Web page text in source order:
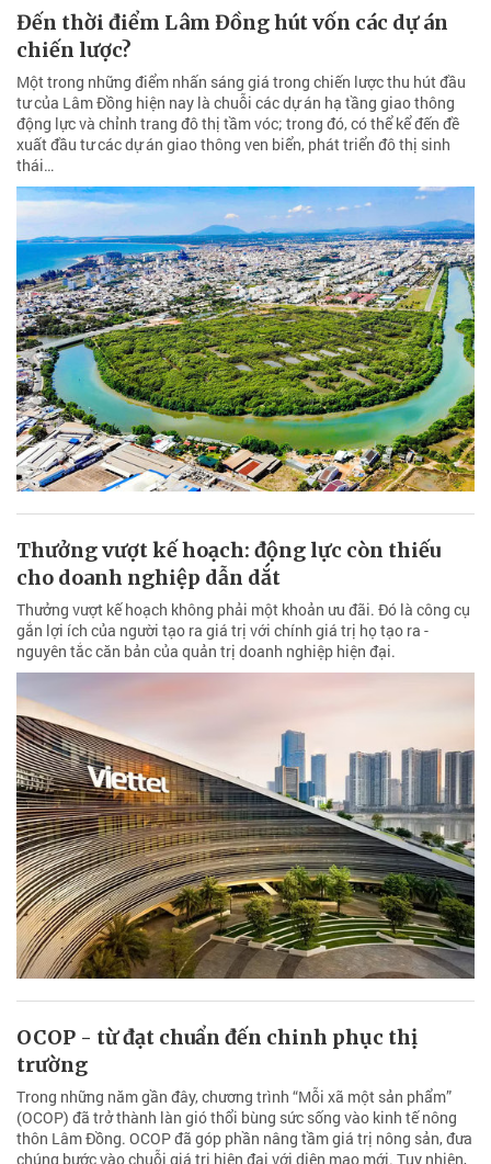
Đến thời điểm Lâm Đồng hút vốn các dự án
chiến lược?
Một trong những điểm nhấn sáng giá trong chiến lược thu hút đầu
tư của Lâm Đồng hiện nay là chuỗi các dự án hạ tầng giao thông
động lực và chỉnh trang đô thị tầm vóc; trong đó, có thể kể đến đề
xuất đầu tư các dự án giao thông ven biển, phát triển đô thị sinh
thái…
Thưởng vượt kế hoạch: động lực còn thiếu
cho doanh nghiệp dẫn dắt
Thưởng vượt kế hoạch không phải một khoản ưu đãi. Đó là công cụ
gắn lợi ích của người tạo ra giá trị với chính giá trị họ tạo ra -
nguyên tắc căn bản của quản trị doanh nghiệp hiện đại.
OCOP - từ đạt chuẩn đến chinh phục thị
trường
Trong những năm gần đây, chương trình “Mỗi xã một sản phẩm”
(OCOP) đã trở thành làn gió thổi bùng sức sống vào kinh tế nông
thôn Lâm Đồng. OCOP đã góp phần nâng tầm giá trị nông sản, đưa
chúng bước vào chuỗi giá trị hiện đại với diện mạo mới. Tuy nhiên,